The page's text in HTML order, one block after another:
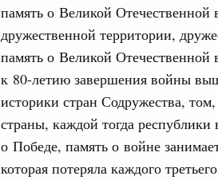
память о Великой
дружественной территории,
память о Великой Отечественной
к 80-летию завершения войны
историки стран Содружества,
страны, каждой тогда
о Победе, память о войне
которая потеряла каждого